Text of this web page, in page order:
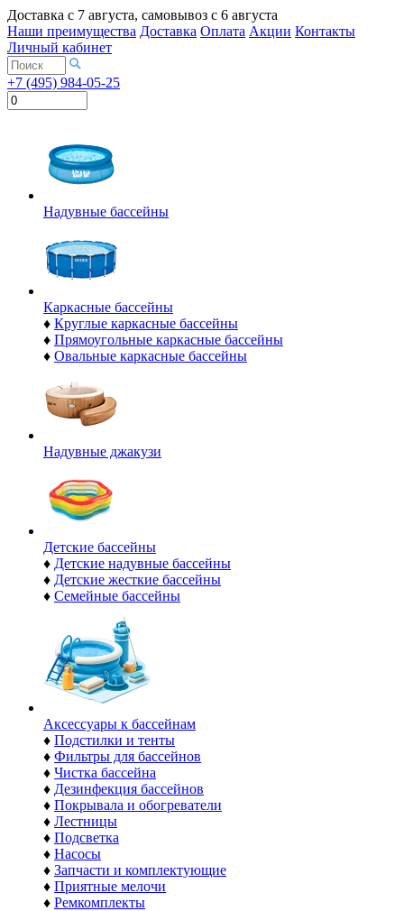
Доставка с 7 августа, самовывоз с 6 августа
Наши преимущества Доставка Оплата Акции Контакты
Личный кабинет
+7 (495) 984-05-25
Надувные бассейны
Каркасные бассейны
♦ Круглые каркасные бассейны
♦ Прямоугольные каркасные бассейны
♦ Овальные каркасные бассейны
Надувные джакузи
Детские бассейны
♦ Детские надувные бассейны
♦ Детские жесткие бассейны
♦ Семейные бассейны
Аксессуары к бассейнам
♦ Подстилки и тенты
♦ Фильтры для бассейнов
♦ Чистка бассейна
♦ Дезинфекция бассейнов
♦ Покрывала и обогреватели
♦ Лестницы
♦ Подсветка
♦ Насосы
♦ Запчасти и комплектующие
♦ Приятные мелочи
♦ Ремкомплекты